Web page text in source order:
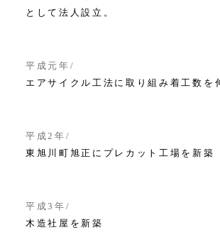
として法人設立。
平成元年
エアサイクル工法に取り組み着工数を
平成2年
東旭川町旭正にプレカット工場を新築
平成3年
木造社屋を新築